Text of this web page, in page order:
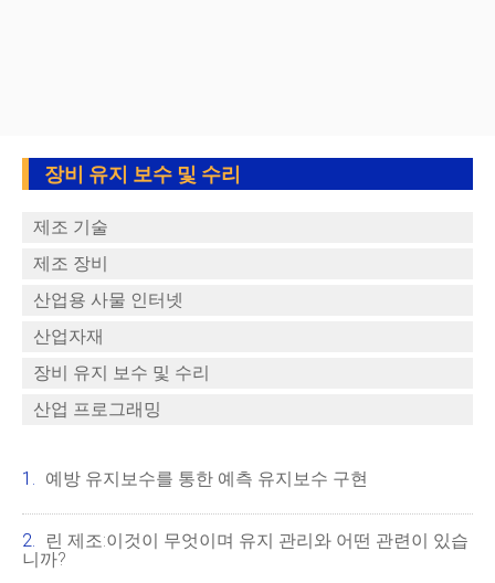
장비 유지 보수 및 수리
제조 기술
제조 장비
산업용 사물 인터넷
산업자재
장비 유지 보수 및 수리
산업 프로그래밍
예방 유지보수를 통한 예측 유지보수 구현
린 제조:이것이 무엇이며 유지 관리와 어떤 관련이 있습
니까?